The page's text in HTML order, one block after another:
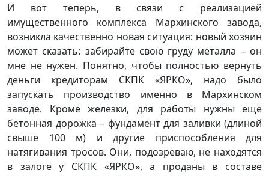
И вот теперь, в связи с реализацией
имущественного комплекса Мархинского завода,
возникла качественно новая ситуация: новый хозяин
может сказать: забирайте свою груду металла – он
мне не нужен. Понятно, чтобы полностью вернуть
деньги кредиторам СКПК «ЯРКО», надо было
запускать производство именно в Мархинском
заводе. Кроме железки, для работы нужны еще
бетонная дорожка – фундамент для заливки (длиной
свыше 100 м) и другие приспособления для
натягивания тросов. Они, подозреваю, не находятся
в залоге у СКПК «ЯРКО», а проданы в составе